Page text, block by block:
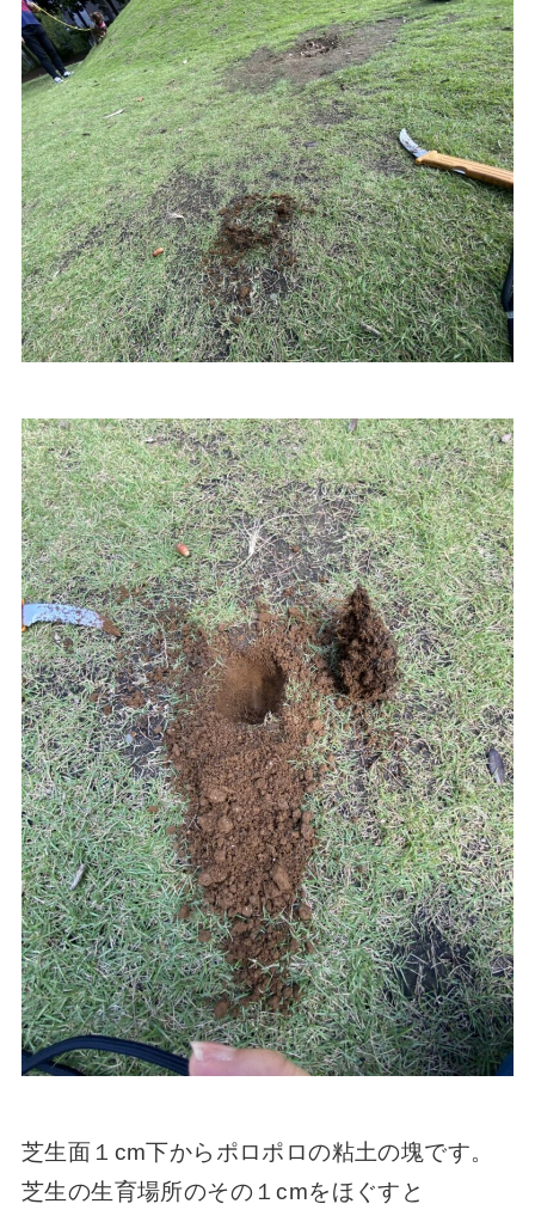
芝生面１cm下からポロポロの粘土の塊です。
芝生の生育場所のその１cmをほぐすと